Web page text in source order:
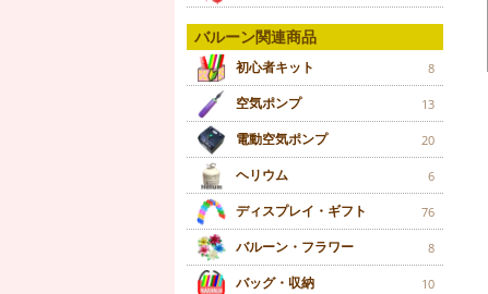
バルーン関連商品
初心者キット 8
空気ポンプ 13
電動空気ポンプ 20
ヘリウム 6
ディスプレイ・ギフト 76
バルーン・フラワー 8
バッグ・収納 10